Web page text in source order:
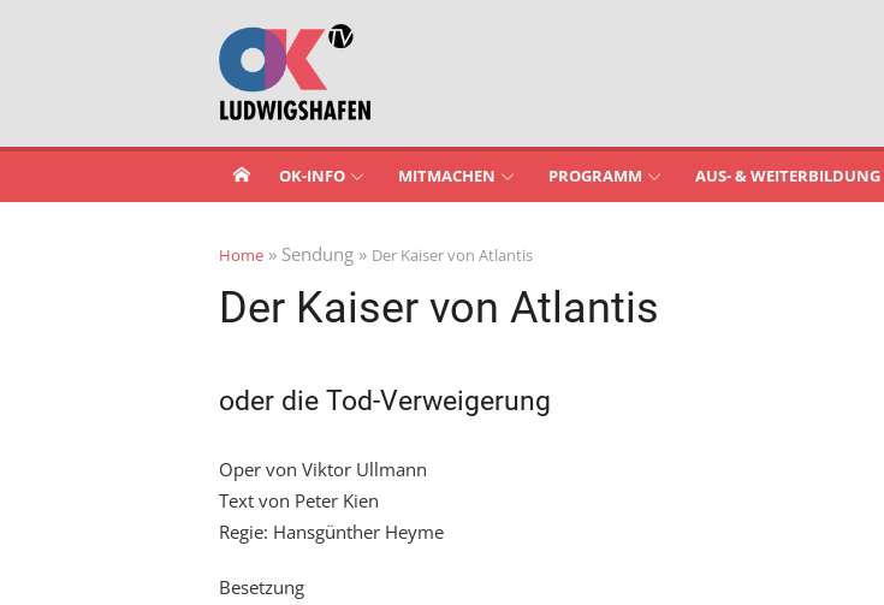
OK-INFO MITMACHEN PROGRAMM AUS- & WEITERBILDUNG
Home » Sendung » Der Kaiser von Atlantis
Der Kaiser von Atlantis
oder die Tod-Verweigerung
Oper von Viktor Ullmann
Text von Peter Kien
Regie: Hansgünther Heyme
Besetzung